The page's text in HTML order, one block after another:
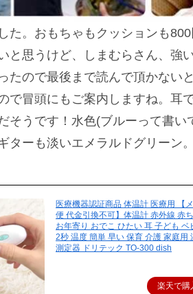
た。おもちゃもクッションも
と思うけど、しまむらさん、強
たので最後まで読んで頂かない
で冒頭にもご案内しますね。耳
そうです！水色(ブルーって書
ターも淡いエメラルドグリーン
医療機器認証商品 体温計 医療用 【
便 代金引換不可】体温計 赤外線 赤
お年寄り おでこ ひたい 耳 子ども ベ
2秒 温度 簡単 早い 保育 介護 家庭用
測定器 ドリテック TO-300 dish
楽天で購